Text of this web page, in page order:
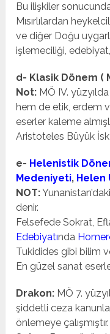
Bu ilişkiler
Mısırlılardan
ve diğer Doğu
işlemeciliği,
d- Klasik Dönem (
Not: MÖ IV.
hem de etik, erdem
eserler kaleme
Aristoteles Büyük
e- Helenistik
Medeniyeti, Helen
NOT:
denir.
Felsefede Sokrat,
Edebiyatında
Tukidides gibi bilim
En güzel sanat
Drakon: MÖ 7.
şiddetli ceza
önlemeye çalışmıştır.